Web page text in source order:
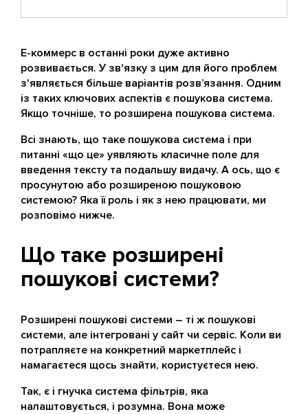
Е-коммерс в останні роки дуже активно
розвивається. У зв'язку з цим для його проблем
з'являється більше варіантів розв’язання. Одним
із таких ключових аспектів є пошукова система.
Якщо точніше, то розширена пошукова система.
Всі знають, що таке пошукова система і при
питанні «що це» уявляють класичне поле для
введення тексту та подальшу видачу. А ось, що є
просунутою або розширеною пошуковою
системою? Яка її роль і як з нею працювати, ми
розповімо нижче.
Що таке розширені
пошукові системи?
Розширені пошукові системи – ті ж пошукові
системи, але інтегровані у сайт чи сервіс. Коли ви
потрапляєте на конкретний маркетплейс і
намагаєтеся щось знайти, користуєтеся нею.
Так, є і гнучка система фільтрів, яка
налаштовується, і розумна. Вона може